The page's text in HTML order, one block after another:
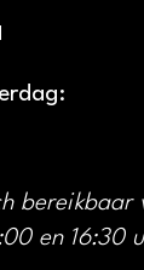
en 16:30